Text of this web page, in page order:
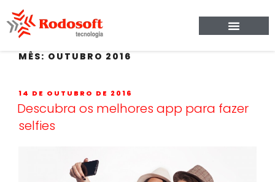
MÊS: OUTUBRO 2016
14 DE OUTUBRO DE 2016
Descubra os melhores app para fazer
selfies